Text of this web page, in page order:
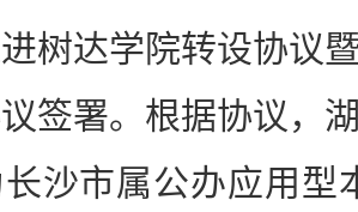
树达学院转设协议
签署。根据协议，
沙市属公办应用型